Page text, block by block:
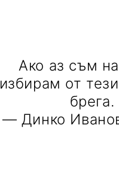
Ако аз съм
избирам от
брега.
— Динко